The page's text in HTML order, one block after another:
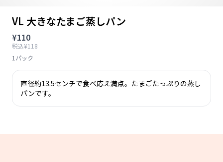
VL 大きなたまご蒸しパン
¥110
税込¥118
1パック
直径約13.5センチで食べ応え満点。たまごたっぷりの蒸し
パンです。